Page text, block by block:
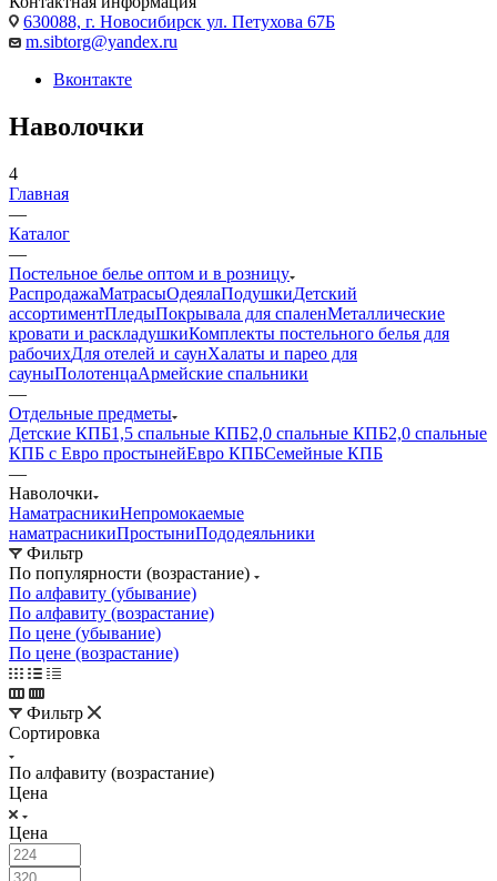
630088, г. Новосибирск ул. Петухова 67Б
m.sibtorg@yandex.ru
Вконтакте
Наволочки
4
Главная
—
Каталог
—
Постельное белье оптом и в розницу
РаспродажаМатрасыОдеялаПодушкиДетский
ассортиментПледыПокрывала для спаленМеталлические
кровати и раскладушкиКомплекты постельного белья для
рабочихДля отелей и саунХалаты и парео для
сауныПолотенцаАрмейские спальники
—
Отдельные предметы
Детские КПБ1,5 спальные КПБ2,0 спальные КПБ2,0 спальные
КПБ с Евро простынейЕвро КПБСемейные КПБ
—
Наволочки
НаматрасникиНепромокаемые
наматрасникиПростыниПододеяльники
Фильтр
По популярности (возрастание)
По алфавиту (убывание)
По алфавиту (возрастание)
По цене (убывание)
По цене (возрастание)
Фильтр
Сортировка
По алфавиту (возрастание)
Цена
Цена